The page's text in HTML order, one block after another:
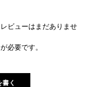
ビューはまだありませ
が必要です。